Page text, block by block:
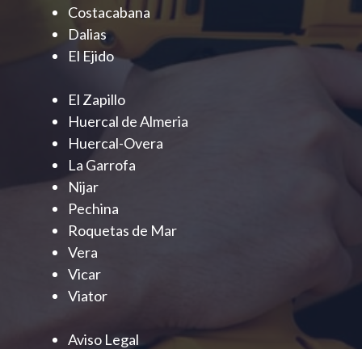
Costacabana
Dalias
El Ejido
El Zapillo
Huercal de Almeria
Huercal-Overa
La Garrofa
Nijar
Pechina
Roquetas de Mar
Vera
Vicar
Viator
Aviso Legal